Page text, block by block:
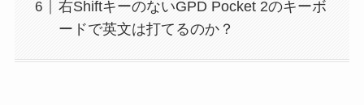
右ShiftキーのないGPD Pocket 2のキーボ
ードで英文は打てるのか？